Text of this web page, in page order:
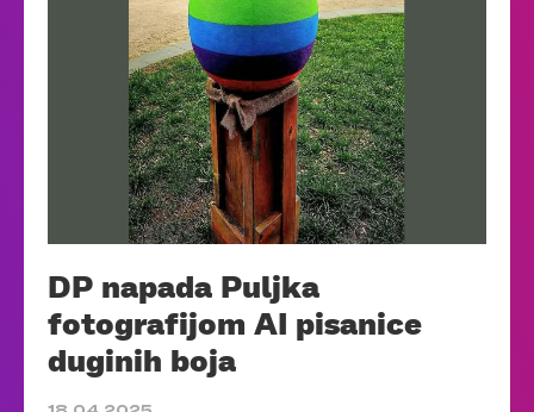
DP napada Puljka
fotografijom AI pisanice
duginih boja